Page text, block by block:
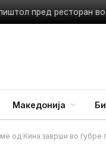
пред ресторан
Македонија
од Кина заврши во ѓубре